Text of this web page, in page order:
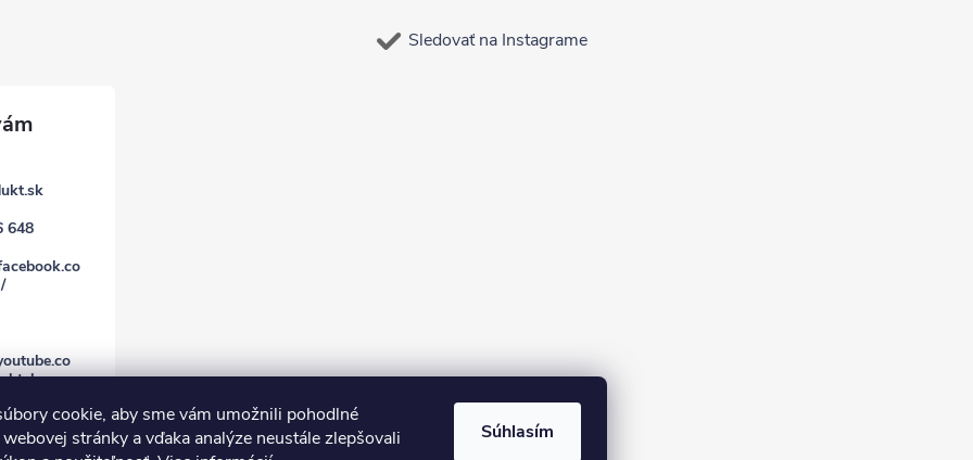
cookie, aby sme vám umožnili pohodlné
stránky a vďaka analýze neustále zlepšovali
Súhlasím
Sledovať na Instagrame
648